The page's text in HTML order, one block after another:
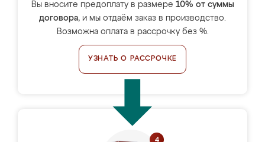
Вы вносите предоплату в размере 10% от суммы
договора, и мы отдаём заказ в производство.
Возможна оплата в рассрочку без %.
УЗНАТЬ О РАССРОЧКЕ